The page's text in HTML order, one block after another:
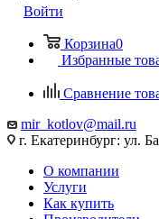
Войти
Корзина0
Избранные
Сравнение
mir_kotlov@mail.ru
г. Екатеринбург: ул.
О компании
Услуги
Как купить